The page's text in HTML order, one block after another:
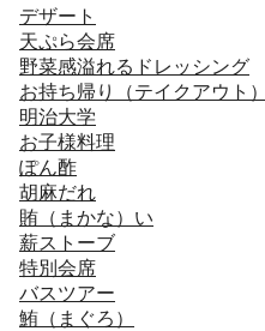
デザート
天ぷら会席
野菜感溢れるドレッシング
お持ち帰り（テイクアウト）
明治大学
お子様料理
ぽん酢
胡麻だれ
賄（まかな）い
薪ストーブ
特別会席
バスツアー
鮪（まぐろ）